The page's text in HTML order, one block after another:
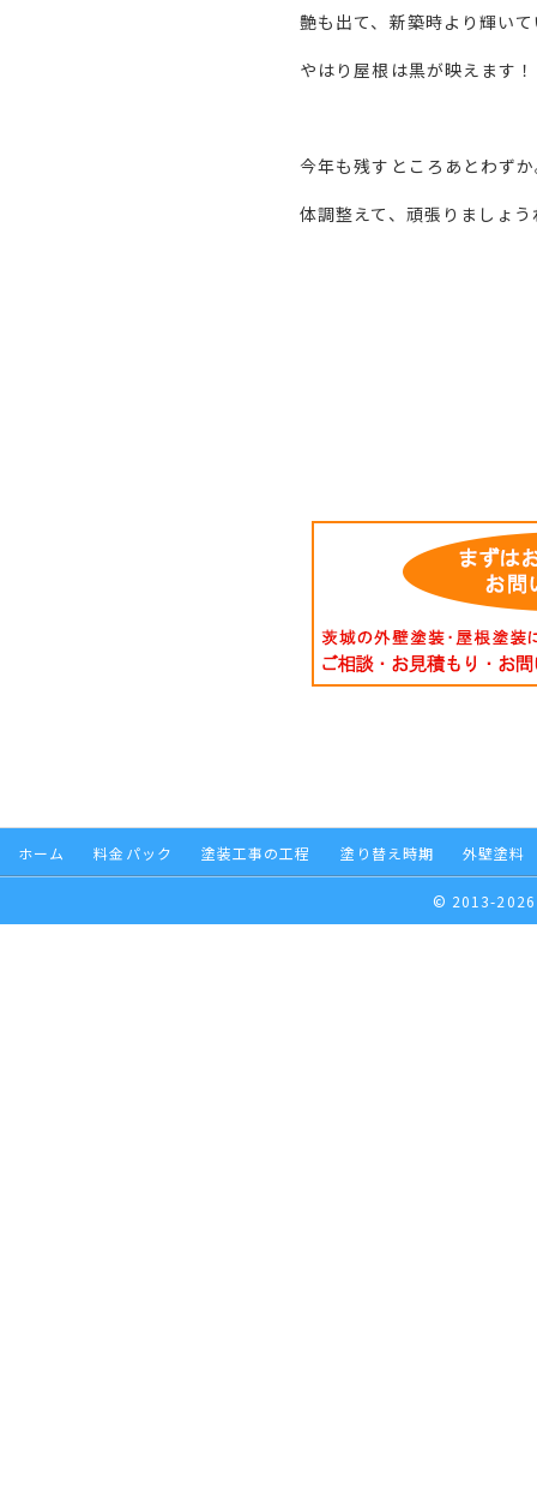
艶も出て、新築時より輝い
やはり屋根は黒が映えます
今年も残すところあとわず
体調整えて、頑張りましょ
ホーム 料金パック 塗装工事の工程 塗り替え時期 外壁塗料
© 2013-2026